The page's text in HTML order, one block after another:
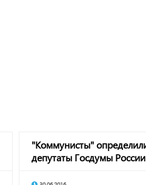
"Коммунисты"
депутаты Госдумы России